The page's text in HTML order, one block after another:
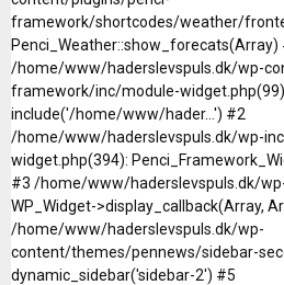
framework/shortcodes/weather/
Penci_Weather::show_forecats(Array)
/home/www/haderslevspuls.dk/wp-
framework/inc/module-
include('/home/www/hader...') #2
/home/www/haderslevspuls.dk/wp-
widget.php(394):
#3 /home/www/haderslevspuls.dk/
WP_Widget->display_callback(Array,
/home/www/haderslevspuls.dk/wp-
content/themes/pennews/sidebar-
dynamic_sidebar('sidebar-2') #5